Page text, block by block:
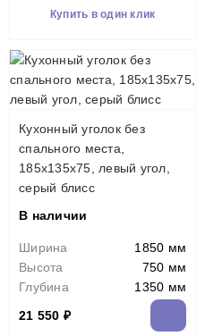
Купить в один клик
Кухонный уголок без
спального места,
185x135x75, левый угол,
серый блисс
В наличии
Ширина
1850 мм
Высота
750 мм
Глубина
1350 мм
21 550 ₽